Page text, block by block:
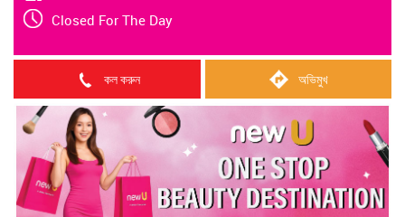
Closed For The Day
কল করুন অভিমুখ